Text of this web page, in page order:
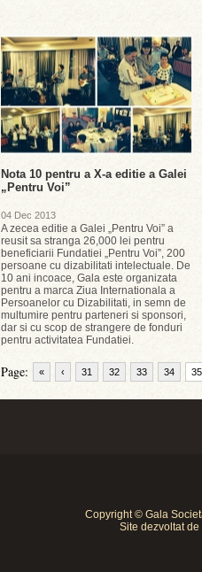
Nota 10 pentru a X-a editie a Galei
„Pentru Voi”
04 Dec 2013
A zecea editie a Galei „Pentru Voi” a
reusit sa stranga 26,000 lei pentru
beneficiarii Fundatiei „Pentru Voi”, 200
persoane cu dizabilitati intelectuale. De
10 ani incoace, Gala este organizata
pentru a marca Ziua Internationala a
Persoanelor cu Dizabilitati, in semn de
multumire pentru parteneri si sponsori,
dar si cu scop de strangere de fonduri
pentru activitatea Fundatiei.
Page: « ‹ 31 32 33 34 35
Copyright © Gala
Site dezvoltat de